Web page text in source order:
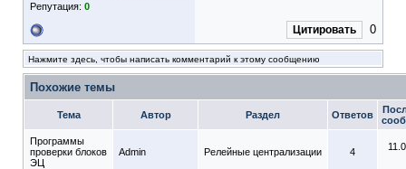
Репутация: 0
Цитировать 0
Нажмите здесь, чтобы написать комментарий к этому сообщению
Похожие темы
Тема Автор Раздел Ответов
Программы
проверки блоков
ЭЦ
Admin Релейные централизации 4